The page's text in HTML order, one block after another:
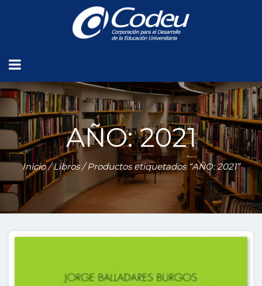
AÑO: 2021
Inicio/Libros/ Productos etiquetados “AÑO: 2021”